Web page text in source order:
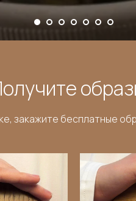
закажите бесплатные